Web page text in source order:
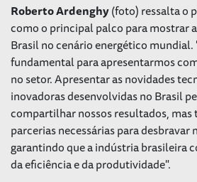
Roberto Ardenghy(foto) ressalta o
como o principal palco para mostrar
Brasil no cenário energético mundial.
fundamental para apresentarmos
no setor. Apresentar as novidades
inovadoras desenvolvidas no Brasil
compartilhar nossos resultados, mas
parcerias necessárias para desbravar
garantindo que a indústria brasileira
da eficiência e da produtividade".